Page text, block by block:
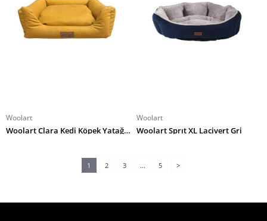
Woolart
Woolart Clara Kedi Köpek Yatağı M Fil Dişi
Woolart
Woolart Sprıt XL Lacivert Gri
1 2 3 ... 5 >